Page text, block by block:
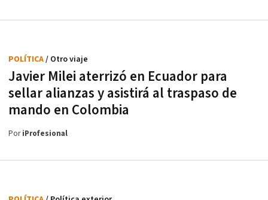
Javier Milei aterrizó en Ecuador para
sellar alianzas y asistirá al traspaso de
mando en Colombia
POLÍTICA/ Otro viaje
PoriProfesional